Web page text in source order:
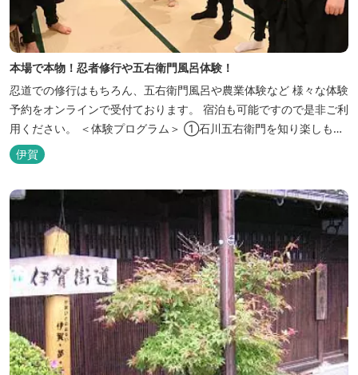
本場で本物！忍者修行や五右衛門風呂体験！
忍道での修行はもちろん、五右衛門風呂や農業体験など 様々な体験
予約をオンラインで受付ております。 宿泊も可能ですので是非ご利
用ください。 ＜体験プログラム＞ ①石川五右衛門を知り楽しも
う！ ②忍者をめざそう！（入門・初級編） ③忍者の基礎体力づく
り！農業体験！ ④忍者の里山散策と忍者修行を楽しもう！（山中
伊賀